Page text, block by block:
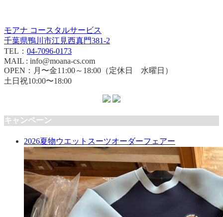
モアナ コースタルサービス
千葉県鴨川市江見西真門381-2
TEL： 04-7096-0173
MAIL : info@moana-cs.com
OPEN：月〜金11:00～18:00（定休日 水曜日）
土日祝10:00〜18:00
キャンペーン
2026夏物ウエットスーツオーダーフェアー